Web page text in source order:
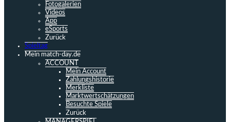
Fotogalerien
Videos
App
eSports
Zurück
Spieltag
Mein match-day.de
ACCOUNT
Mein Account
Zahlungshistorie
Merkliste
Marktwertschätzungen
Besuchte Spiele
Zurück